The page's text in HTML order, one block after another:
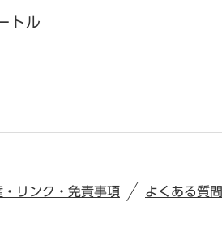
トル
・リンク・免責事項 よくある質問